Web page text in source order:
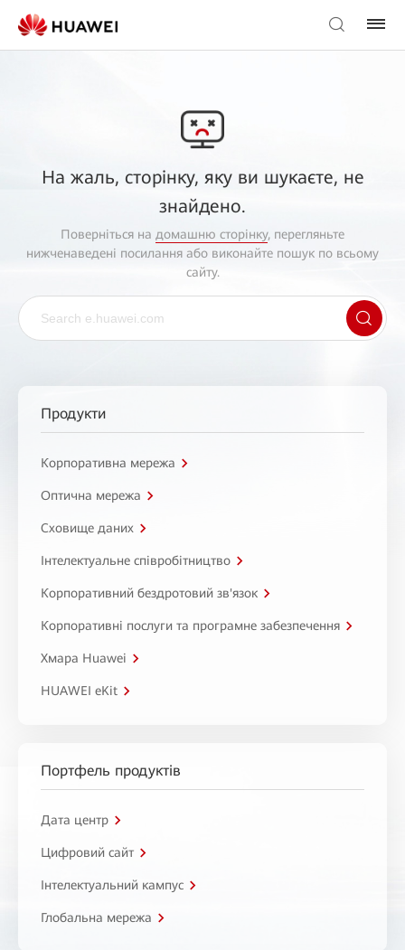
На жаль, сторінку, яку ви шукаєте, не
знайдено.
Поверніться на домашню сторінку, перегляньте
нижченаведені посилання або виконайте пошук по всьому
сайту.
Продукти
Корпоративна мережа
Оптична мережа
Сховище даних
Інтелектуальне співробітництво
Корпоративний бездротовий зв'язок
Корпоративні послуги та програмне забезпечення
Хмара Huawei
HUAWEI eKit
Портфель продуктів
Дата центр
Цифровий сайт
Інтелектуальний кампус
Глобальна мережа